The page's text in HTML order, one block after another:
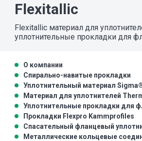
Flexitallic
Flexitallic материал для
уплотнительные прокладки для
О компании
Спирально-навитые прокладки
Уплотнительный материал
Материал для уплотнителей
Уплотнительные прокладки для
Прокладки Flexpro Kammprofiles
Спасательный фланцевый
Металлические кольцевые